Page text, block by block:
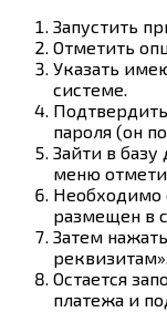
Запустить
Отметить
Указать
системе.
пароля (он
Зайти в
меню
Необходимо
размещен в
Затем
реквизитам».
Остается
платежа и